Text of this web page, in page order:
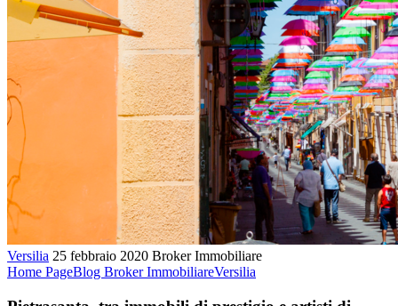
Versilia 25 febbraio 2020 Broker Immobiliare
Home PageBlog Broker ImmobiliareVersilia